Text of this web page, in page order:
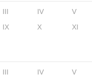
III IV V
IX X XI
III IV V